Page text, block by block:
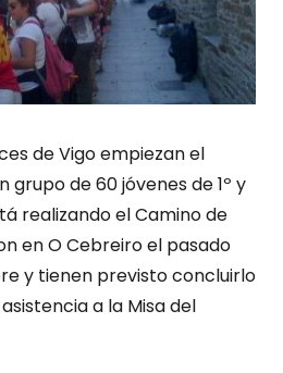
de Vigo empiezan el
grupo de 60 jóvenes de 1º y
realizando el Camino de
en O Cebreiro el pasado
y tienen previsto concluirlo
a la Misa del